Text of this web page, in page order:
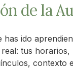
de la
has ido
tus horarios,
contexto